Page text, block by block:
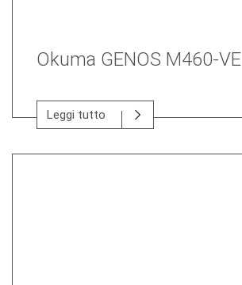
Okuma GENOS M460-VE
Leggi tutto